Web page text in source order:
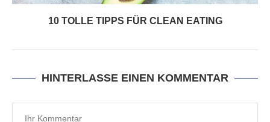
10 TOLLE TIPPS FÜR CLEAN EATING
HINTERLASSE EINEN KOMMENTAR